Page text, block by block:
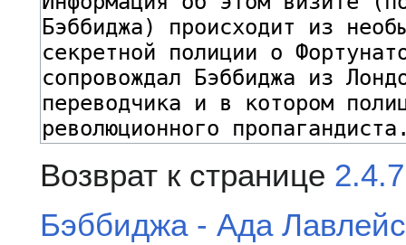
Возврат к странице
Бэббиджа - Ада